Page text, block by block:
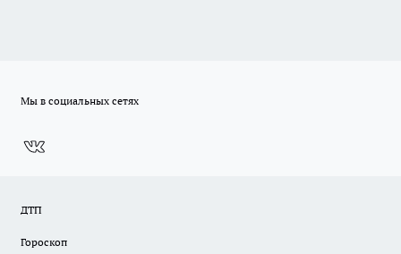
Мы в социальных сетях
ДТП
Гороскоп